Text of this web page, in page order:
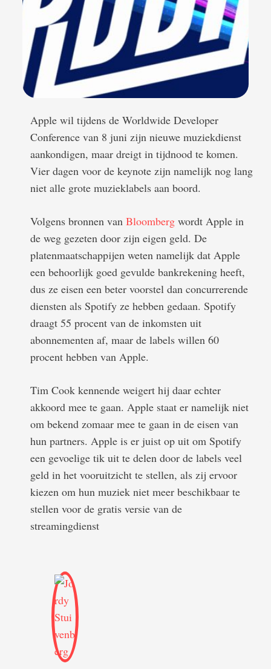
Apple wil tijdens de Worldwide Developer
Conference van 8 juni zijn nieuwe muziekdienst
aankondigen, maar dreigt in tijdnood te komen.
Vier dagen voor de keynote zijn namelijk nog lang
niet alle grote muzieklabels aan boord.
Volgens bronnen van Bloomberg wordt Apple in
de weg gezeten door zijn eigen geld. De
platenmaatschappijen weten namelijk dat Apple
een behoorlijk goed gevulde bankrekening heeft,
dus ze eisen een beter voorstel dan concurrerende
diensten als Spotify ze hebben gedaan. Spotify
draagt 55 procent van de inkomsten uit
abonnementen af, maar de labels willen 60
procent hebben van Apple.
Tim Cook kennende weigert hij daar echter
akkoord mee te gaan. Apple staat er namelijk niet
om bekend zomaar mee te gaan in de eisen van
hun partners. Apple is er juist op uit om Spotify
een gevoelige tik uit te delen door de labels veel
geld in het vooruitzicht te stellen, als zij ervoor
kiezen om hun muziek niet meer beschikbaar te
stellen voor de gratis versie van de
streamingdienst